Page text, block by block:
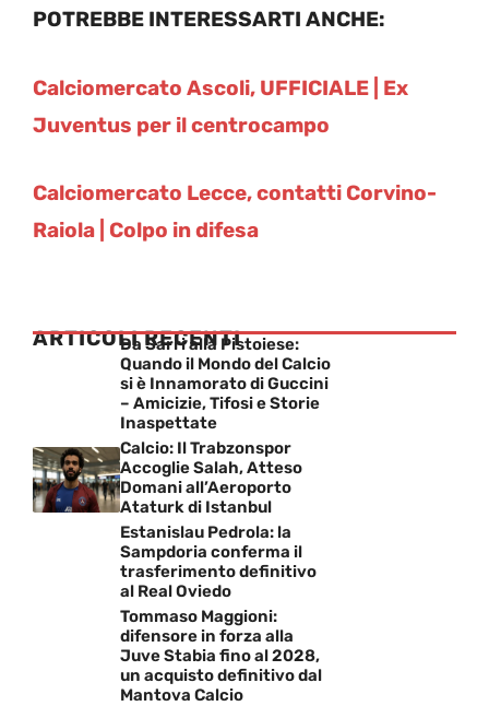
POTREBBE INTERESSARTI ANCHE:
Calciomercato Ascoli, UFFICIALE | Ex
Juventus per il centrocampo
Calciomercato Lecce, contatti Corvino-
Raiola | Colpo in difesa
ARTICOLI RECENTI
Da Sarri alla Pistoiese:
Quando il Mondo del Calcio
si è Innamorato di Guccini
– Amicizie, Tifosi e Storie
Inaspettate
Calcio: Il Trabzonspor
Accoglie Salah, Atteso
Domani all’Aeroporto
Ataturk di Istanbul
Estanislau Pedrola: la
Sampdoria conferma il
trasferimento definitivo
al Real Oviedo
Tommaso Maggioni:
difensore in forza alla
Juve Stabia fino al 2028,
un acquisto definitivo dal
Mantova Calcio